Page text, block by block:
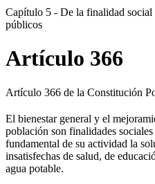
Capítulo 5 - De la finalidad social
públicos
Artículo 366
Artículo 366 de la Constitución
El bienestar general y el
población son finalidades
fundamental de su actividad la
insatisfechas de salud, de
agua potable.